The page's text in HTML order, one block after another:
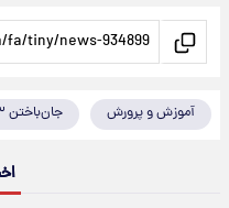
آموزش و پرورش جان‌باختن ۳ دانش‌آموز